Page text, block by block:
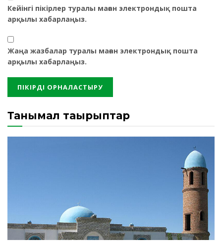
Кейінгі пікірлер туралы маған электрондық пошта
арқылы хабарлаңыз.
Жаңа жазбалар туралы маған электрондық пошта
арқылы хабарлаңыз.
Танымал тақырыптар